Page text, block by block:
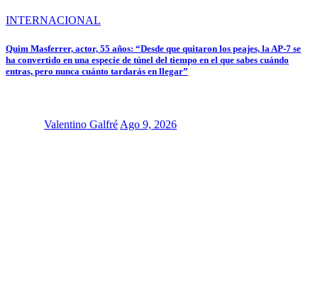
INTERNACIONAL
Quim Masferrer, actor, 55 años: “Desde que quitaron los peajes, la AP-7 se
ha convertido en una especie de túnel del tiempo en el que sabes cuándo
entras, pero nunca cuánto tardarás en llegar”
Valentino Galfré Ago 9, 2026